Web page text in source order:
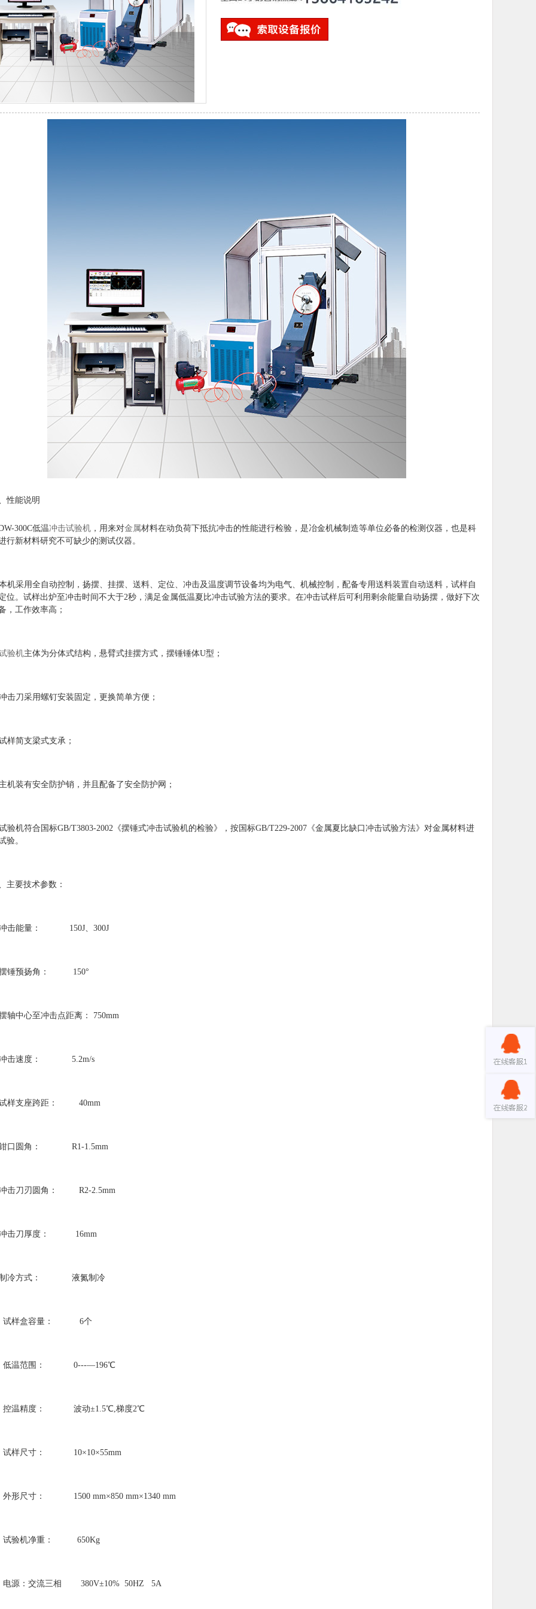
性能说明
300C低温冲击试验机 ，用来对金属材料在动负荷下抵抗冲击的性能进行检验，是冶金机械制造等单位必备的检测仪器，也是科
行新材料研究不可缺少的测试仪器。
机采用全自动控制，扬摆、挂摆、送料、定位、冲击及温度调节设备均为电气、机械控制，配备专用送料装置自动送料，试样自
位。试样出炉至冲击时间不大于2秒，满足金属低温夏比冲击试验方法的要求。在冲击试样后可利用剩余能量自动扬摆，做好下次
，工作效率高；
验机主体为分体式结构，悬臂式挂摆方式，摆锤锤体U型；
击刀采用螺钉安装固定，更换简单方便；
样简支梁式支承；
机装有安全防护销，并且配备了安全防护网；
验机符合国标GB/T3803-2002《摆锤式冲击试验机的检验》，按国标GB/T229-2007《金属夏比缺口冲击试验方法》对金属材料进
验。
主要技术参数：
击能量： 150J、300J
锤预扬角： 150°
轴中心至冲击点距离： 750mm
冲击速度： 5.2m/s
样支座跨距： 40mm
钳口圆角： R1-1.5mm
击刀刃圆角： R2-2.5mm
击刀厚度： 16mm
制冷方式： 液氮制冷
试样盒容量： 6个
低温范围： 0---―196℃
控温精度： 波动±1.5℃,梯度2℃
试样尺寸： 10×10×55mm
外形尺寸： 1500 mm×850 mm×1340 mm
试验机净重： 650Kg
电源：交流三相 380V±10% 50HZ 5A